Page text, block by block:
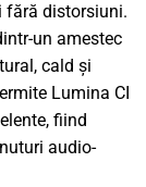
fără distorsiuni.
un amestec
cald și
Lumina CI
fiind
audio-